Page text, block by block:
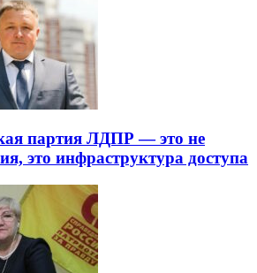
партия ЛДПР — это не
это инфраструктура доступа